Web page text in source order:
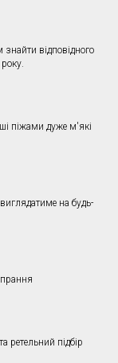
відповідного
піжами дуже м'які
на будь-
ретельний підбір